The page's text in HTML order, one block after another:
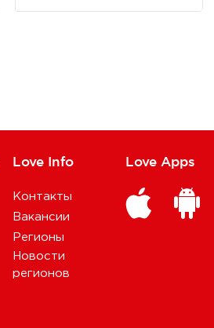
Love Info
Контакты
Вакансии
Регионы
Новости
регионов
Love Apps